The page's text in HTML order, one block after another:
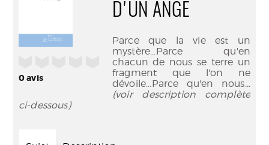
0avis
D'UN ANGE
Parce que la vie est un
mystère...Parce qu'en
chacun de nous se terre un
fragment que l'on ne
dévoile...Parce qu'en nous...
(voir description complète
ci-dessous)